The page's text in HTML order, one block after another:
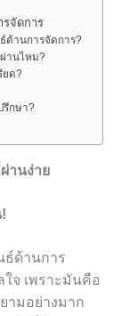
จัดการ
ด้านการจัดการ?
านไหม?
ยด?
รึกษา?
านง่าย
ธ์ด้านการ
จ เพราะมันคือ
ามอย่างมาก